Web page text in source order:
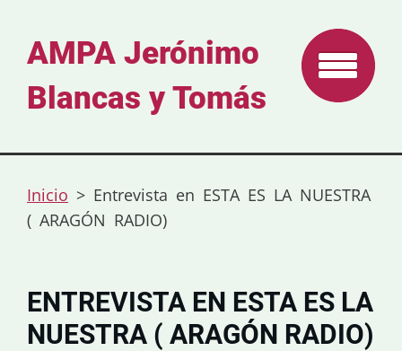
AMPA Jerónimo
Blancas y Tomás
Inicio > Entrevista en ESTA ES LA NUESTRA
( ARAGÓN RADIO)
ENTREVISTA EN ESTA ES LA
NUESTRA ( ARAGÓN RADIO)